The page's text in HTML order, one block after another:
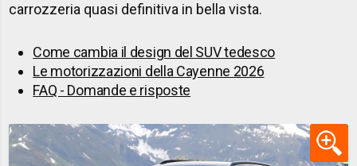
carrozzeria quasi definitiva in bella vista.
Come cambia il design del SUV tedesco
Le motorizzazioni della Cayenne 2026
FAQ - Domande e risposte